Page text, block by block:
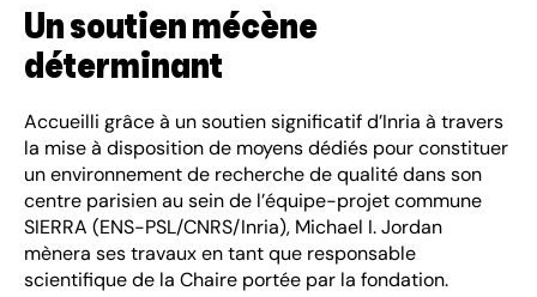
Un soutien mécène
déterminant
Accueilli grâce à un soutien significatif d’Inria à travers
la mise à disposition de moyens dédiés pour constituer
un environnement de recherche de qualité dans son
centre parisien au sein de l’équipe-projet commune
SIERRA (ENS-PSL/CNRS/Inria), Michael I. Jordan
mènera ses travaux en tant que responsable
scientifique de la Chaire portée par la fondation.